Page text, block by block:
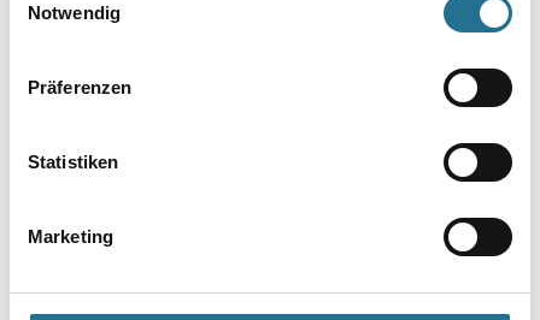
Notwendig
Präferenzen
Statistiken
Marketing
PRODUKTEIGENSCHAFTEN